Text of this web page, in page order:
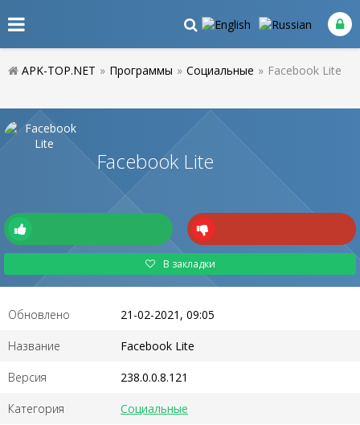
APK-TOP.NET » Программы » Социальные » Facebook Lite
Facebook Lite
В закладки
Обновлено 21-02-2021, 09:05
Название Facebook Lite
Версия 238.0.0.8.121
Категория Социальные